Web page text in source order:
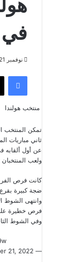
في
نوفمبر 21, 2022
منتخب هولندا
عن أول ألقابه
ولعب
ضجة كبيرة
فرص خطيرة
وفي الشوط
— NOS Sport (@NOSsport)
21, 2022